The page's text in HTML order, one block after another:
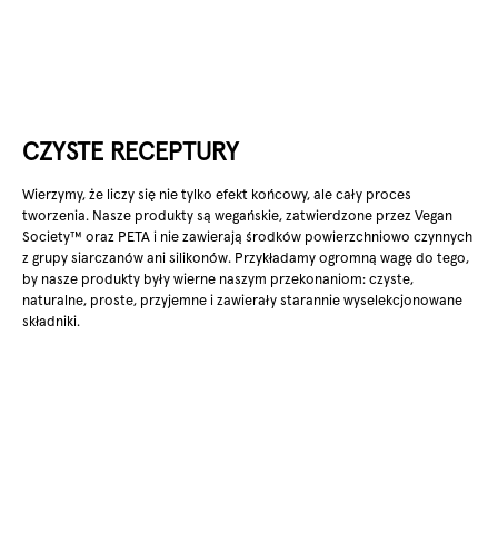
CZYSTE RECEPTURY
Wierzymy, że liczy się nie tylko efekt końcowy, ale cały proces
tworzenia. Nasze produkty są wegańskie, zatwierdzone przez Vegan
Society™ oraz PETA i nie zawierają środków powierzchniowo czynnych
z grupy siarczanów ani silikonów. Przykładamy ogromną wagę do tego,
by nasze produkty były wierne naszym przekonaniom: czyste,
naturalne, proste, przyjemne i zawierały starannie wyselekcjonowane
składniki.